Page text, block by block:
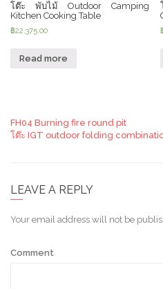
โต๊ะ พับไม้ Outdoor Camping
Kitchen Cooking Table
฿22,375.00
Read more
FH04 Burning fire round pit
โต๊ะ IGT outdoor folding
LEAVE A REPLY
Your email address will not be
Comment